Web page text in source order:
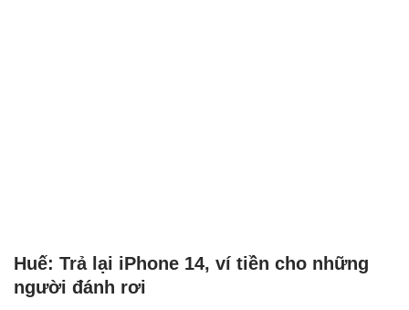
Huế: Trả lại iPhone 14, ví tiền cho những
người đánh rơi